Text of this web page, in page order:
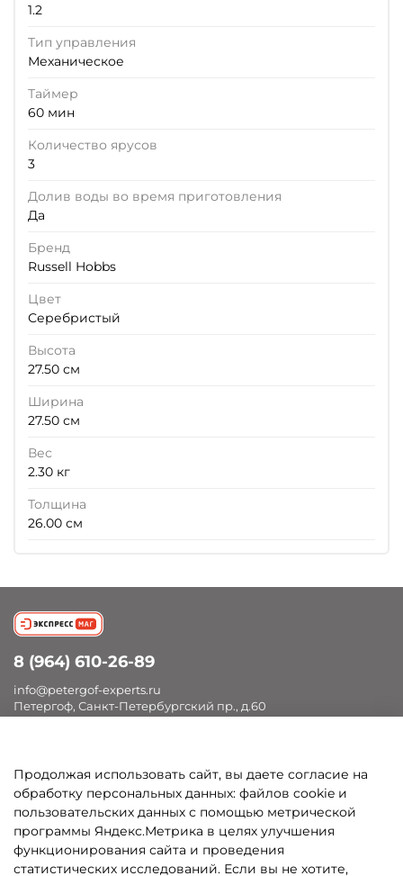
1.2
Тип управления
Механическое
Таймер
60 мин
Количество ярусов
3
Долив воды во время приготовления
Да
Бренд
Russell Hobbs
Цвет
Серебристый
Высота
27.50 см
Ширина
27.50 см
Вес
2.30 кг
Толщина
26.00 см
Покупателям
8 (964) 610-26-89
info@petergof-experts.ru
Петергоф, Санкт-Петербургский пр., д.60
Продолжая использовать сайт, вы даете согласие на
обработку персональных данных: файлов cookie и
пользовательских данных с помощью метрической
программы Яндекс.Метрика в целях улучшения
функционирования сайта и проведения
статистических исследований. Если вы не хотите,